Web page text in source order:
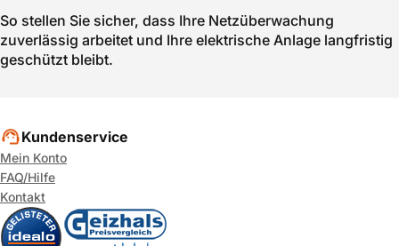
So stellen Sie sicher, dass Ihre Netzüberwachung
zuverlässig arbeitet und Ihre elektrische Anlage langfristig
geschützt bleibt.
Kundenservice
Mein Konto
FAQ/Hilfe
Kontakt